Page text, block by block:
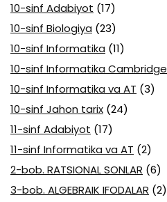
10-sinf Adabiyot (17)
10-sinf Biologiya (23)
10-sinf Informatika (11)
10-sinf Informatika Cambridge
10-sinf Informatika va AT (3)
10-sinf Jahon tarix (24)
11-sinf Adabiyot (17)
11-sinf Informatika va AT (2)
2-bob. RATSIONAL SONLAR (6)
3-bob. ALGEBRAIK IFODALAR (2)